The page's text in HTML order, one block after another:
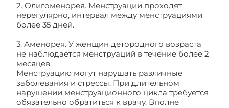
2. Олигоменорея. Менструации проходят
нерегулярно, интервал между менструациями
более 35 дней.
3. Аменорея. У женщин детородного возраста
не наблюдается менструаций в течение более 2
месяцев.
Менструацию могут нарушать различные
заболевания и стрессы. При длительном
нарушении менструационного цикла требуется
обязательно обратиться к врачу. Вполне